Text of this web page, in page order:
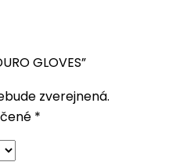
GLOVES”
zverejnená.
*